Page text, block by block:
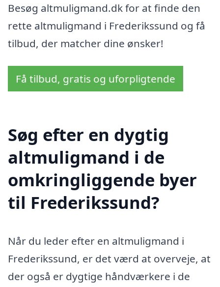
Besøg altmuligmand.dk for at finde den
rette altmuligmand i Frederikssund og få
tilbud, der matcher dine ønsker!
Få tilbud, gratis og uforpligtende
Søg efter en dygtig
altmuligmand i de
omkringliggende byer
til Frederikssund?
Når du leder efter en altmuligmand i
Frederikssund, er det værd at overveje, at
der også er dygtige håndværkere i de